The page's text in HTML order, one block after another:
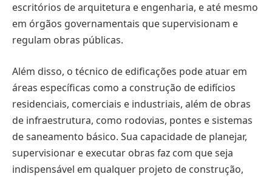
escritórios de arquitetura e engenharia, e até mesmo
em órgãos governamentais que supervisionam e
regulam obras públicas.
Além disso, o técnico de edificações pode atuar em
áreas específicas como a construção de edifícios
residenciais, comerciais e industriais, além de obras
de infraestrutura, como rodovias, pontes e sistemas
de saneamento básico. Sua capacidade de planejar,
supervisionar e executar obras faz com que seja
indispensável em qualquer projeto de construção,